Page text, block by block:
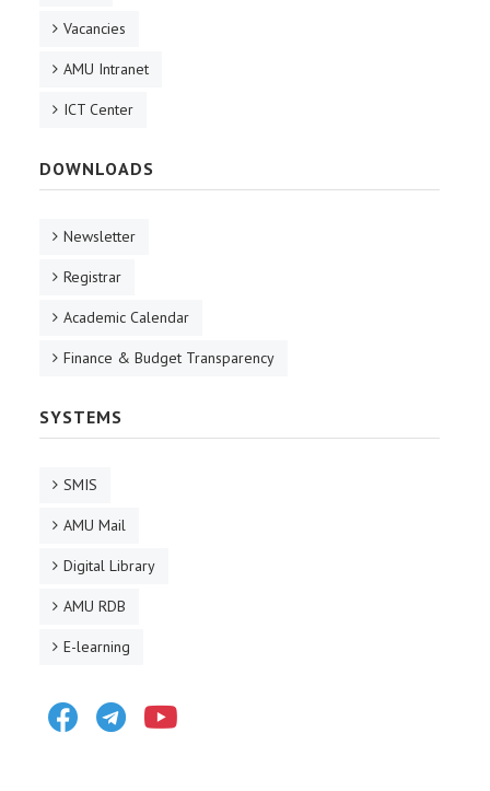
Vacancies
AMU Intranet
ICT Center
DOWNLOADS
Newsletter
Registrar
Academic Calendar
Finance & Budget Transparency
SYSTEMS
SMIS
AMU Mail
Digital Library
AMU RDB
E-learning
FacebookTelegram